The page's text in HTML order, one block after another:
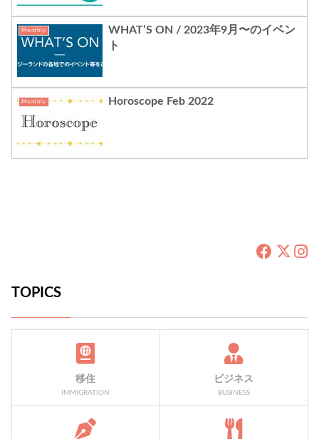
Monthly
WHAT’S ON / 2023年9月〜のイベン
ト
Monthly Horoscope Feb 2022
TOPICS
移住
IMMIGRATION
ビジネス
BUSINESS